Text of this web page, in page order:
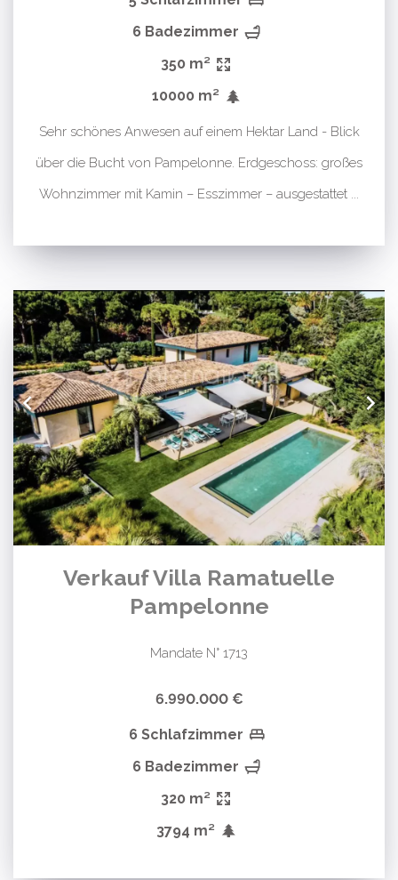
6 Badezimmer
350 m²
10000 m²
Sehr schönes Anwesen auf einem Hektar Land - Blick
über die Bucht von Pampelonne. Erdgeschoss: großes
Wohnzimmer mit Kamin – Esszimmer – ausgestattet ...
Verkauf Villa Ramatuelle
Pampelonne
Mandate N° 1713
6.990.000 €
6 Schlafzimmer
6 Badezimmer
320 m²
3794 m²